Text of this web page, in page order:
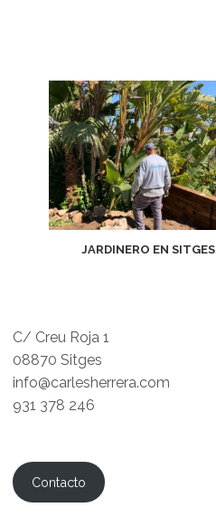
JARDINERO EN SITGES
C/ Creu Roja 1
08870 Sitges
info@carlesherrera.com
931 378 246
Contacto